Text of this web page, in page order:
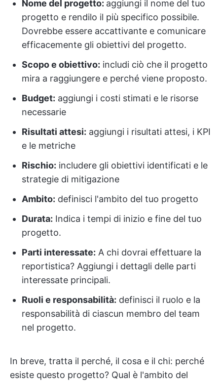
Nome del progetto: aggiungi il nome del tuo
progetto e rendilo il più specifico possibile.
Dovrebbe essere accattivante e comunicare
efficacemente gli obiettivi del progetto.
Scopo e obiettivo: includi ciò che il progetto
mira a raggiungere e perché viene proposto.
Budget: aggiungi i costi stimati e le risorse
necessarie
Risultati attesi: aggiungi i risultati attesi, i KPI
e le metriche
Rischio: includere gli obiettivi identificati e le
strategie di mitigazione
Ambito: definisci l'ambito del tuo progetto
Durata: Indica i tempi di inizio e fine del tuo
progetto.
Parti interessate: A chi dovrai effettuare la
reportistica? Aggiungi i dettagli delle parti
interessate principali.
Ruoli e responsabilità: definisci il ruolo e la
responsabilità di ciascun membro del team
nel progetto.
In breve, tratta il perché, il cosa e il chi: perché
esiste questo progetto? Qual è l'ambito del